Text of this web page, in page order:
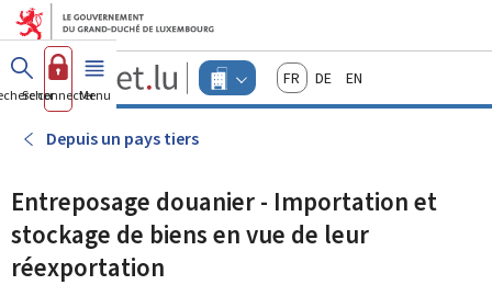
Aller au menu principal
Aller au contenu
Guichet.lu
Changer
d'espace
actif
FrançaisDeutschEnglish
Se connecterMenu principal
Depuis un pays tiers
Entreposage douanier - Importation et
stockage de biens en vue de leur
réexportation